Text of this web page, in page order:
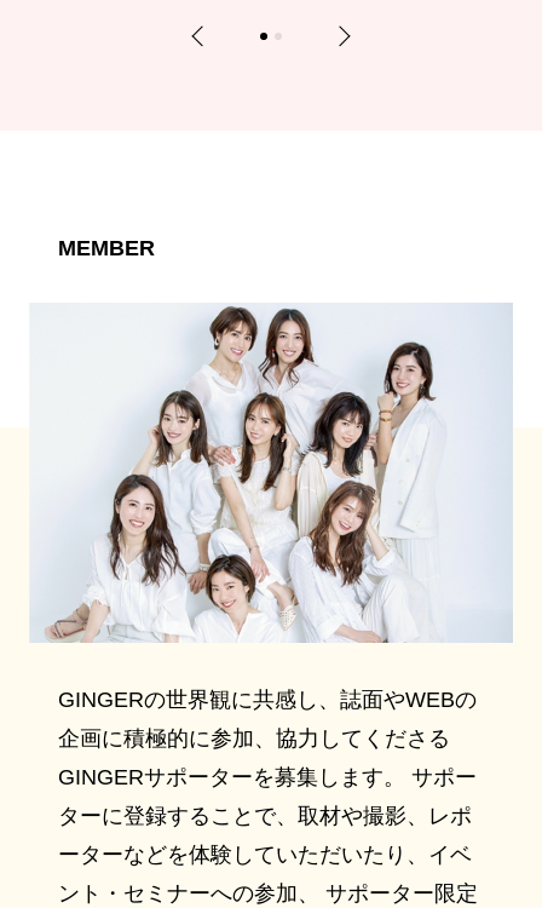
Previous 1 2 Next
MEMBER
GINGERの世界観に共感し、誌面やWEBの
企画に積極的に参加、協力してくださる
GINGERサポーターを募集します。 サポー
ターに登録することで、取材や撮影、レポ
ーターなどを体験していただいたり、イベ
ント・セミナーへの参加、 サポーター限定